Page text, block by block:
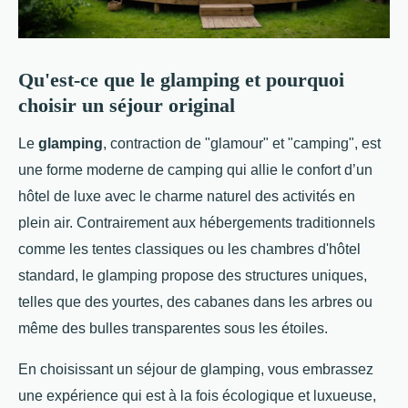
Qu'est-ce que le glamping et pourquoi
choisir un séjour original
Le glamping , contraction de "glamour" et "camping", est
une forme moderne de camping qui allie le confort d’un
hôtel de luxe avec le charme naturel des activités en
plein air. Contrairement aux hébergements traditionnels
comme les tentes classiques ou les chambres d'hôtel
standard, le glamping propose des structures uniques,
telles que des yourtes, des cabanes dans les arbres ou
même des bulles transparentes sous les étoiles.
En choisissant un séjour de glamping, vous embrassez
une expérience qui est à la fois écologique et luxueuse,